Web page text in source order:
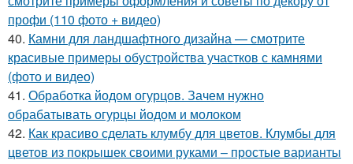
профи (110 фото + видео)
40. Камни для ландшафтного дизайна — смотрите
красивые примеры обустройства участков с камнями
(фото и видео)
41. Обработка йодом огурцов. Зачем нужно
обрабатывать огурцы йодом и молоком
42. Как красиво сделать клумбу для цветов. Клумбы для
цветов из покрышек своими руками – простые варианты